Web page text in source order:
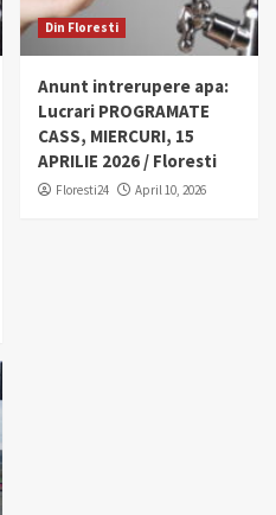
Din Floresti
Anunt intrerupere apa:
Lucrari PROGRAMATE
CASS, MIERCURI, 15
APRILIE 2026 / Floresti
Floresti24 April 10, 2026